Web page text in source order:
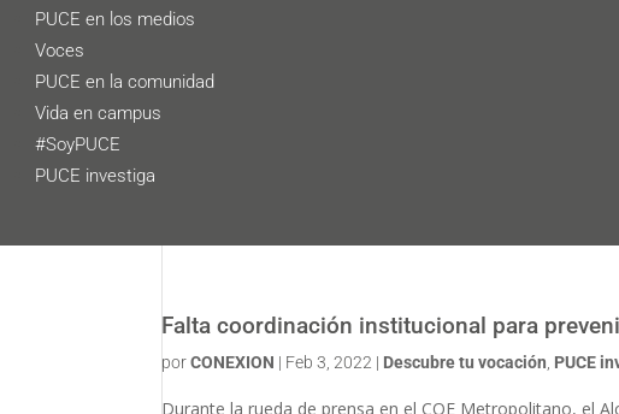
PUCE en los medios
Voces
PUCE en la comunidad
Vida en campus
#SoyPUCE
PUCE investiga
Falta coordinación institucional para
porCONEXION | Feb 3, 2022 | Descubre tu vocación PUCE
Durante la rueda de prensa en el COE Metropolitano, el